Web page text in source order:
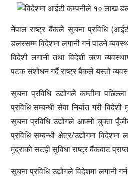
नेपाल राष्ट्र बैंकले सूचना प्रविधि
डलरसम्म विदेशमा लगानी गर्न पाउने
विदेशी लगानी तथा विदेशी ऋण
पटक संशोधन गर्दै राष्ट्र बैंकले यस्तो
सूचना प्रविधि उद्योगले कम्तीमा
प्रविधि सम्बन्धी सेवा निर्यात गरी
सूचना प्रविधि उद्योगले आफ्नो चुक्ता
प्रविधि सम्बन्धी क्षेत्र/उद्योगमा
मुद्राको सटही सुविधा राष्ट्र बैंकबाट
सूचना प्रविधि उद्योगले विदेशमा लगानी